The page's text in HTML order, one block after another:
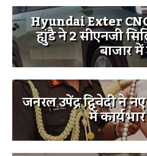
Hyundai Exter
ह्युंडै ने 2 सीएनजी
बाजार में
जनरल उपेंद्र द्विवेदी ने
में